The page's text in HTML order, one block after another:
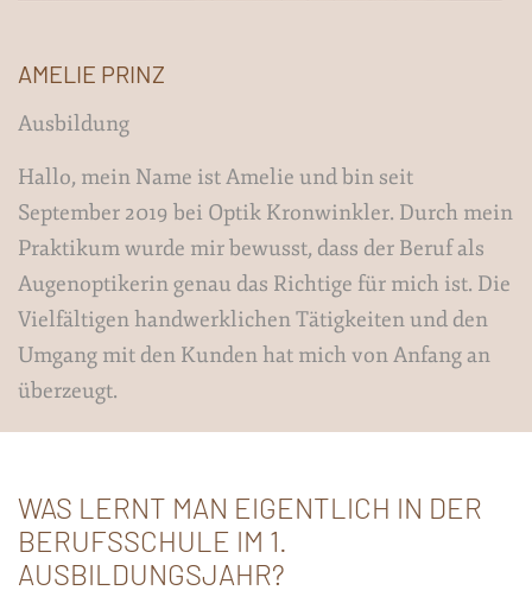
AMELIE PRINZ
Ausbildung
Hallo, mein Name ist Amelie und bin seit
September 2019 bei Optik Kronwinkler. Durch mein
Praktikum wurde mir bewusst, dass der Beruf als
Augenoptikerin genau das Richtige für mich ist. Die
Vielfältigen handwerklichen Tätigkeiten und den
Umgang mit den Kunden hat mich von Anfang an
überzeugt.
WAS LERNT MAN EIGENTLICH IN DER
BERUFSSCHULE IM 1.
AUSBILDUNGSJAHR?